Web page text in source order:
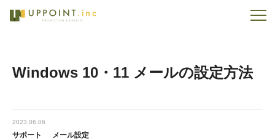
Windows 10・11 メールの設定方法
2023.06.06
サポート メール設定